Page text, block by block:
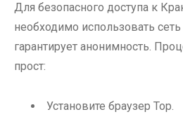
Для безопасного доступа к
необходимо использовать сеть
гарантирует анонимность.
прост:
Установите браузер Тор.